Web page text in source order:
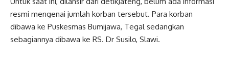
resmi mengenai jumlah korban tersebut. Para korban
dibawa ke Puskesmas Bumijawa, Tegal sedangkan
sebagiannya dibawa ke RS. Dr Susilo, Slawi.